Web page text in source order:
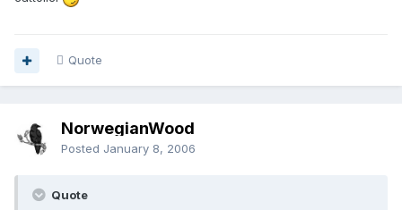
Quote
NorwegianWood
Posted January 8, 2006
Quote